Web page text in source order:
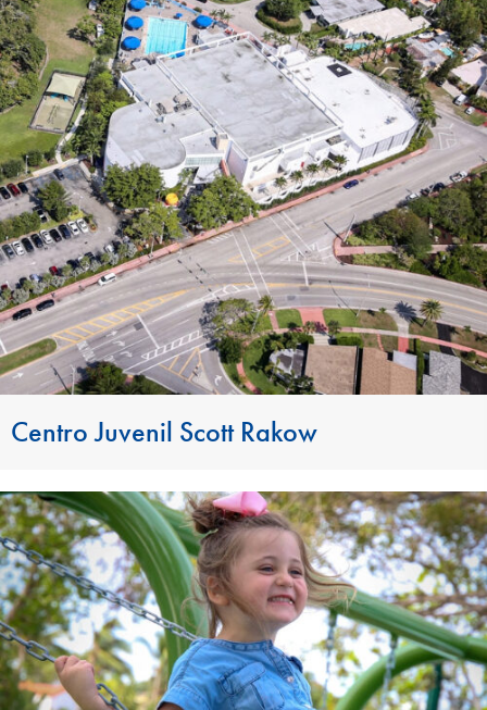
Centro Juvenil Scott Rakow